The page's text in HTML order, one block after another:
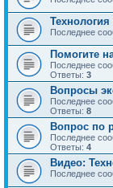
Последнее
Помогите
Последнее
Ответы: 3
Вопросы
Последнее
Ответы: 8
Вопрос по
Последнее
Ответы: 4
Видео:
Последнее